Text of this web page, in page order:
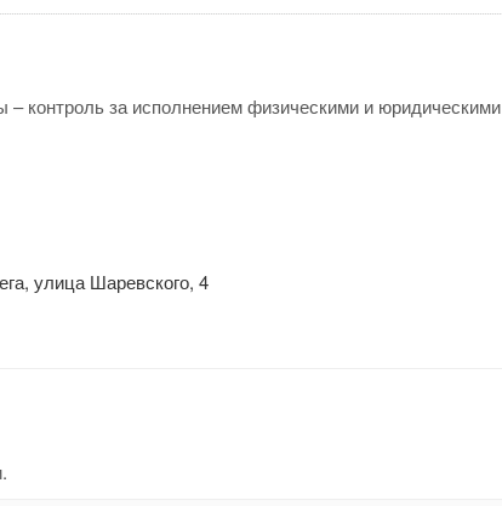
контроль за исполнением физическими и юридическими
улица Шаревского, 4